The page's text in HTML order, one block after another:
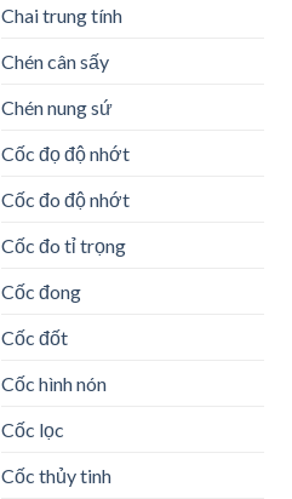
Chai trung tính
Chén cân sấy
Chén nung sứ
Cốc đọ độ nhớt
Cốc đo độ nhớt
Cốc đo tỉ trọng
Cốc đong
Cốc đốt
Cốc hình nón
Cốc lọc
Cốc thủy tinh